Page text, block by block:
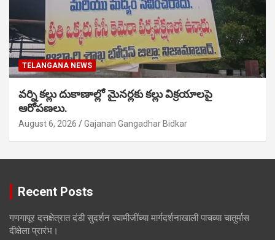
TELANGANA NEWS
వర్ని కల్లు దుకాణాల్లో మైనర్లకు కల్లు విక్రయాలపై
ఆరోపణలు.
August 6, 2026 Gajanan Gangadhar Bidkar
Recent Posts
गणगापूर दत्तक्षेत्रात दंडी सुदर्शन स्वामीजींच्या मार्गदर्शनाखाली पाचव्या चातुर्मास
दीक्षेला प्रारंभ।